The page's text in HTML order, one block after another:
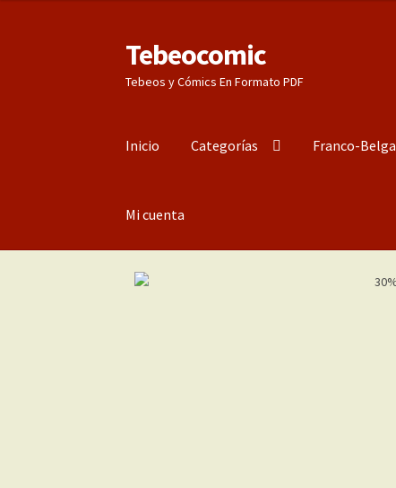
Ir
a
la
Ir
al
contenido
Tebeocomic
Tebeos y Cómics En Formato PDF
Inicio Categorías Franco-Belga
Mi cuenta